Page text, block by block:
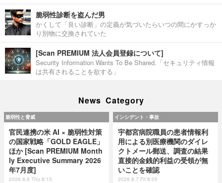
脆弱性診断を盗んだ男
かくして「良い診断」の定義が気づいたらいつの間にかすっか
り別物に交換されていた
[Scan PREMIUM 法人会員登録について]
Security Information Wants To Be Shared.「セキュリティ情報
は共有されることを欲する」
News Category
脆弱性と脅威
官民連携の米 AI × 脆弱性対策
の国家戦略「GOLD EAGLE」
ほか [Scan PREMIUM Month
ly Executive Summary 2026
年7月度]
2026.8.6 Thu 8:15
インシデント・事故
宇都宮病院職員の患者情報利
用による別医療機関のダイレ
クトメール郵送、調査の結果
直接的金銭的利益の受領が無
いことを確認
2026.8.7 Fri 8:05